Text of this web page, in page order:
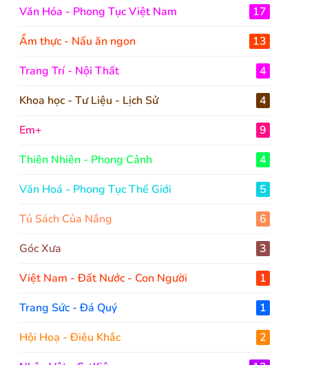
Văn Hóa - Phong Tục Việt Nam
17
Ẩm thực - Nấu ăn ngon
13
Trang Trí - Nội Thất
4
Khoa học - Tư Liệu - Lịch Sử
4
Em+
9
Thiên Nhiên - Phong Cảnh
4
Văn Hoá - Phong Tục Thế Giới
5
Tủ Sách Của Nắng
6
Góc Xưa
3
Việt Nam - Đất Nước - Con Người
1
Trang Sức - Đá Quý
1
Hội Hoạ - Điêu Khắc
2